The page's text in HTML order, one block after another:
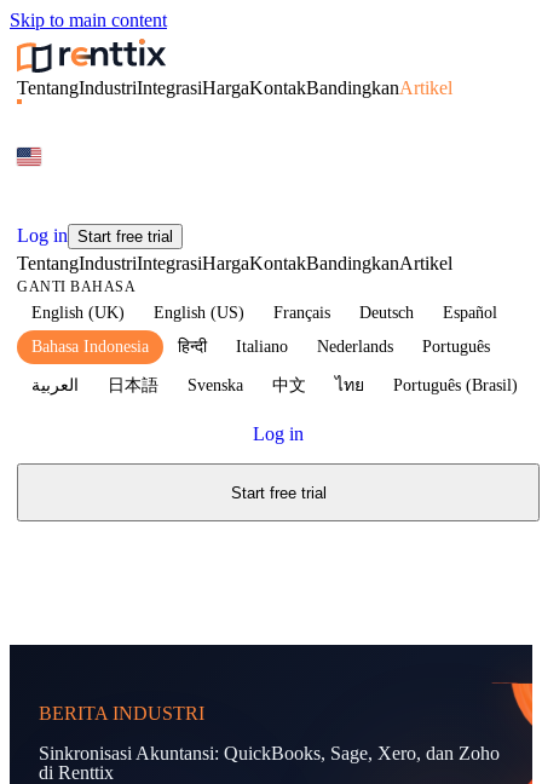
Skip to main content
TentangIndustriIntegrasiHargaKontakBandingkanArtikel
Log in Start free trial
TentangIndustriIntegrasiHargaKontakBandingkanArtikel
GANTI BAHASA
English (UK) English (US) Français Deutsch
Español
Bahasa Indonesia
हिन्दी Italiano Nederlands Português
العربية 日本語 Svenska 中文 ไทย Português (Brasil)
Log in
Start free trial
BERITA INDUSTRI
Sinkronisasi Akuntansi: QuickBooks, Sage, Xero, dan Zoho
di Renttix